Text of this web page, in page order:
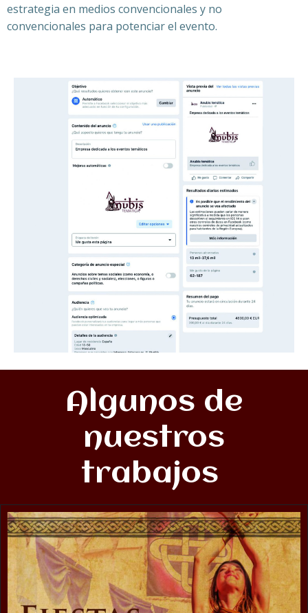
estrategia en medios convencionales y no
convencionales para potenciar el evento.
Algunos de
nuestros
trabajos